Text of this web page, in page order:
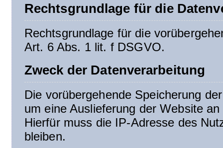
Rechtsgrundlage für die
Rechtsgrundlage für die
Art. 6 Abs. 1 lit. f DSGVO.
Zweck der Datenverarbeitung
Die vorübergehende Speicherung
um eine Auslieferung der Website
Hierfür muss die IP-Adresse des
bleiben.